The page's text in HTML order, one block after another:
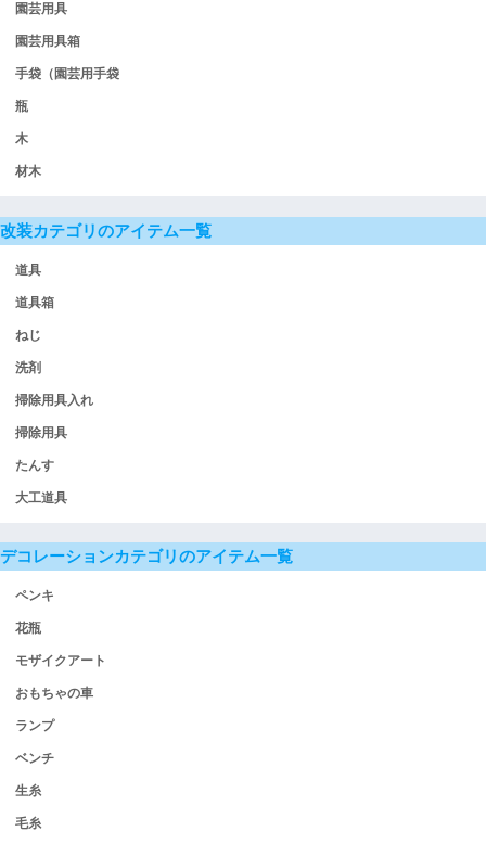
園芸用具
園芸用具箱
手袋（園芸用手袋
瓶
木
材木
改装カテゴリのアイテム一覧
道具
道具箱
ねじ
洗剤
掃除用具入れ
掃除用具
たんす
大工道具
デコレーションカテゴリのアイテム一覧
ペンキ
花瓶
モザイクアート
おもちゃの車
ランプ
ベンチ
生糸
毛糸